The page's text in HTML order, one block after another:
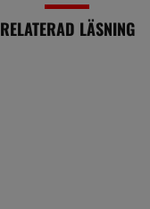
RELATERAD LÄSNING